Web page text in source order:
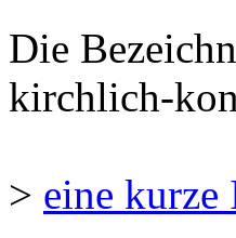
Die
kirchlich-
> eine